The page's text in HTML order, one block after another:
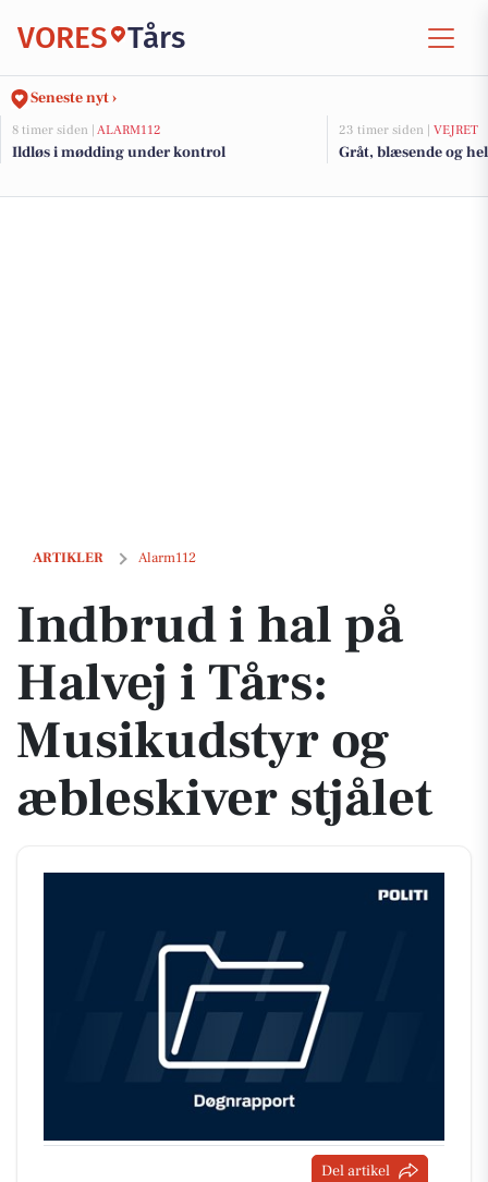
VORES Tårs
Seneste nyt ›
8 timer siden | ALARM112
Ildløs i mødding under kontrol
23 timer siden | VEJRET
Gråt, blæsende og
ARTIKLER Alarm112
Indbrud i hal på Halvej i Tårs: Musikudstyr og æbleskiver stjålet
Indbrud i hal på
Halvej i Tårs:
Musikudstyr og
æbleskiver stjålet
Del artikel